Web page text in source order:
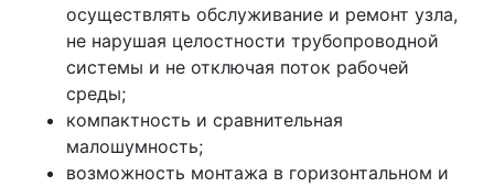
осуществлять обслуживание и ремонт узла,
не нарушая целостности трубопроводной
системы и не отключая поток рабочей
среды;
компактность и сравнительная
малошумность;
возможность монтажа в горизонтальном и